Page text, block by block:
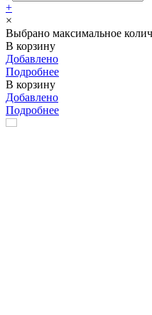
+
×
Выбрано максимальное
В корзину
Добавлено
Подробнее
В корзину
Добавлено
Подробнее